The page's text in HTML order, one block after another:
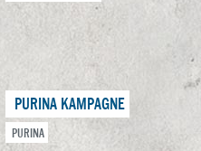
PURINA KAMPAGNE
PURINA